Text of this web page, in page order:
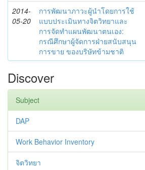
2014-
05-20
การพัฒนาภาวะผู้นำโดยการใช้
แบบประเมินทางจิตวิทยาและ
การจัดทำแผนพัฒนาตนเอง:
กรณีศึกษาผู้จัดการฝ่ายสนับสนุน
การขาย ของบริษัทข้ามชาติ
Discover
Subject
DAP
Work Behavior Inventory
จิตวิทยา